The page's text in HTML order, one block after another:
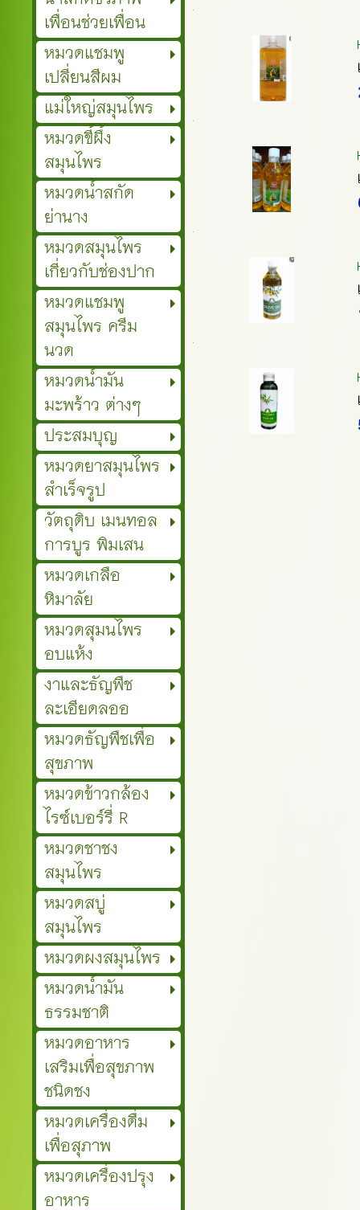
เพื่อนช่วยเพื่อน
หมวดแชมพู
เปลี่ยนสีผม
แม่ใหญ่สมุนไพร
หมวดขี้ผึ้ง
สมุนไพร
หมวดน้ำสกัด
ย่านาง
หมวดสมุนไพร
เกี่ยวกับช่องปาก
หมวดแชมพู
สมุนไพร ครีม
นวด
หมวดน้ำมัน
มะพร้าว ต่างๆ
ประสมบุญ
หมวดยาสมุนไพร
สำเร็จรูป
วัตถุดิบ เมนทอล
การบูร พิมเสน
หมวดเกลือ
หิมาลัย
หมวดสุมนไพร
อบแห้ง
งาและธัญพืช
ละเอียดลออ
หมวดธัญพืชเพื่อ
สุขภาพ
หมวดข้าวกล้อง
ไรซ์เบอร์รี่ R
หมวดชาชง
สมุนไพร
หมวดสบู่
สมุนไพร
หมวดผงสมุนไพร
หมวดน้ำมัน
ธรรมชาติ
หมวดอาหาร
เสริมเพื่อสุขภาพ
ชนิดชง
หมวดเครื่องดื่ม
เพื่อสุภาพ
หมวดเครื่องปรุง
อาหาร